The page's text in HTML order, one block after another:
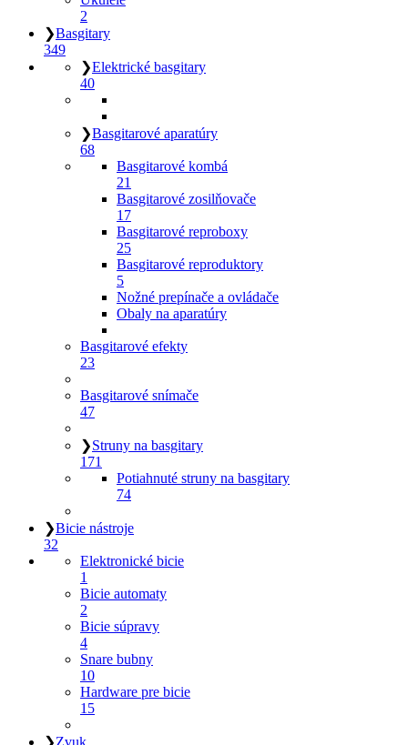
2
❯Basgitary
349
❯Elektrické basgitary
40
❯Basgitarové aparatúry
68
Basgitarové kombá
21
Basgitarové zosilňovače
17
Basgitarové reproboxy
25
Basgitarové reproduktory
5
Nožné prepínače a ovládače
Obaly na aparatúry
Basgitarové efekty
23
Basgitarové snímače
47
❯Struny na basgitary
171
Potiahnuté struny na basgitary
74
❯Bicie nástroje
32
Elektronické bicie
1
Bicie automaty
2
Bicie súpravy
4
Snare bubny
10
Hardware pre bicie
15
❯Zvuk